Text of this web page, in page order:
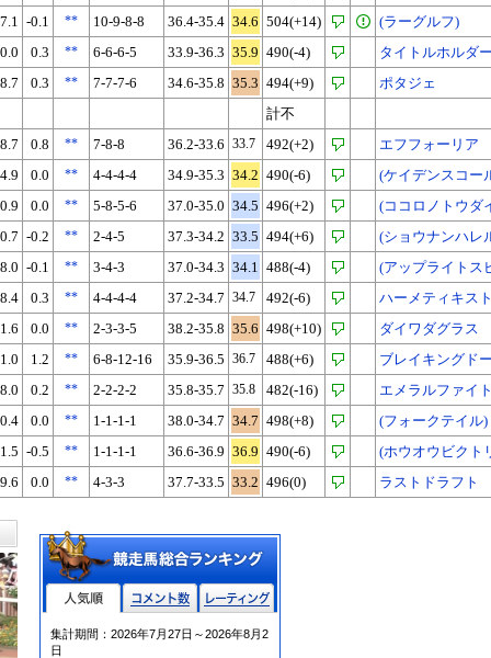
-0.1 ** 10-9-8-8 36.4-35.4 34.6 504(+14)
(ラーグルフ)
0.3 ** 6-6-6-5 33.9-36.3 35.9 490(-4)
タイトルホルダ
0.3 ** 7-7-7-6 34.6-35.8 35.3 494(+9)
ポタジェ
計不
0.8 ** 7-8-8 36.2-33.6 33.7 492(+2)
エフフォーリア
0.0 ** 4-4-4-4 34.9-35.3 34.2 490(-6)
(ケイデンスコー
0.0 ** 5-8-5-6 37.0-35.0 34.5 496(+2)
(ココロノトウダ
-0.2 ** 2-4-5 37.3-34.2 33.5 494(+6)
(ショウナンハレ
-0.1 ** 3-4-3 37.0-34.3 34.1 488(-4)
(アップライトス
0.3 ** 4-4-4-4 37.2-34.7 34.7 492(-6)
ハーメティキス
0.0 ** 2-3-3-5 38.2-35.8 35.6 498(+10)
ダイワダグラス
1.2 ** 6-8-12-16 35.9-36.5 36.7 488(+6)
ブレイキングド
0.2 ** 2-2-2-2 35.8-35.7 35.8 482(-16)
エメラルファイ
0.0 ** 1-1-1-1 38.0-34.7 34.7 498(+8)
(フォークテイル)
-0.5 ** 1-1-1-1 36.6-36.9 36.9 490(-6)
(ホウオウビクト
0.0 ** 4-3-3 37.7-33.5 33.2 496(0) ラストドラフト
グ
集計期間：2026年7月27日～2026年8月2
日